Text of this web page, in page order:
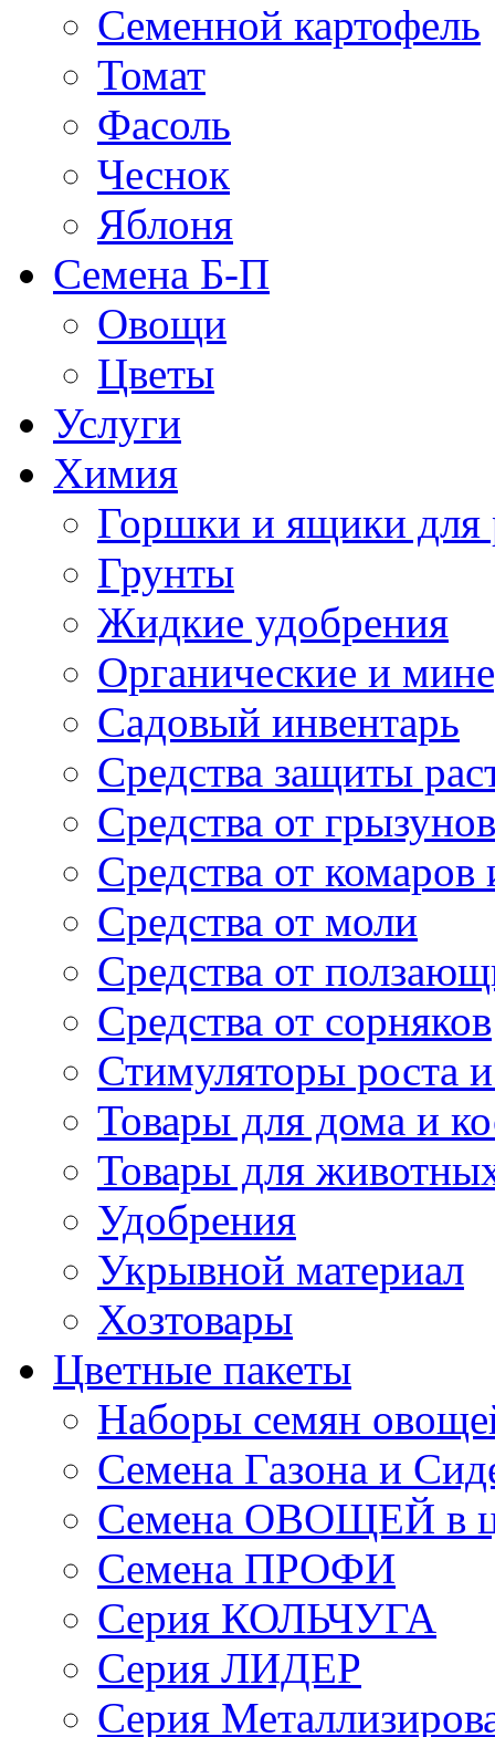
Семенной картофель
Томат
Фасоль
Чеснок
Яблоня
Семена Б-П
Овощи
Цветы
Услуги
Химия
Горшки и ящики для
Грунты
Жидкие удобрения
Органические и
Садовый инвентарь
Средства защиты
Средства от грызунов
Средства от
Средства от моли
Средства от
Средства от сорняков
Стимуляторы роста и
Товары для дома и
Товары для
Удобрения
Укрывной материал
Хозтовары
Цветные пакеты
Наборы семян
Семена Газона и
Семена ОВОЩЕЙ в
Семена ПРОФИ
Серия КОЛЬЧУГА
Серия ЛИДЕР
Серия